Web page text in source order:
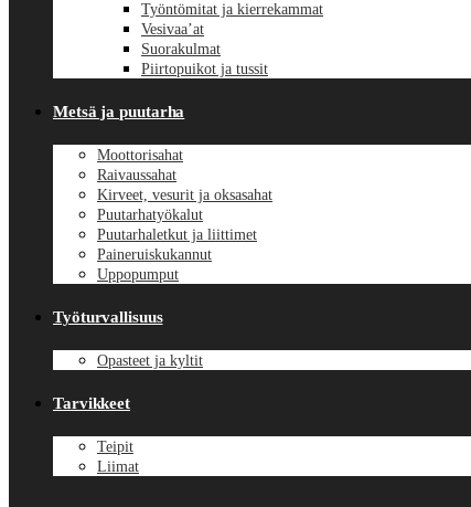
Työntömitat ja kierrekammat
Vesivaa’at
Suorakulmat
Piirtopuikot ja tussit
Metsä ja puutarha
Moottorisahat
Raivaussahat
Kirveet, vesurit ja oksasahat
Puutarhatyökalut
Puutarhaletkut ja liittimet
Paineruiskukannut
Uppopumput
Työturvallisuus
Opasteet ja kyltit
Tarvikkeet
Teipit
Liimat